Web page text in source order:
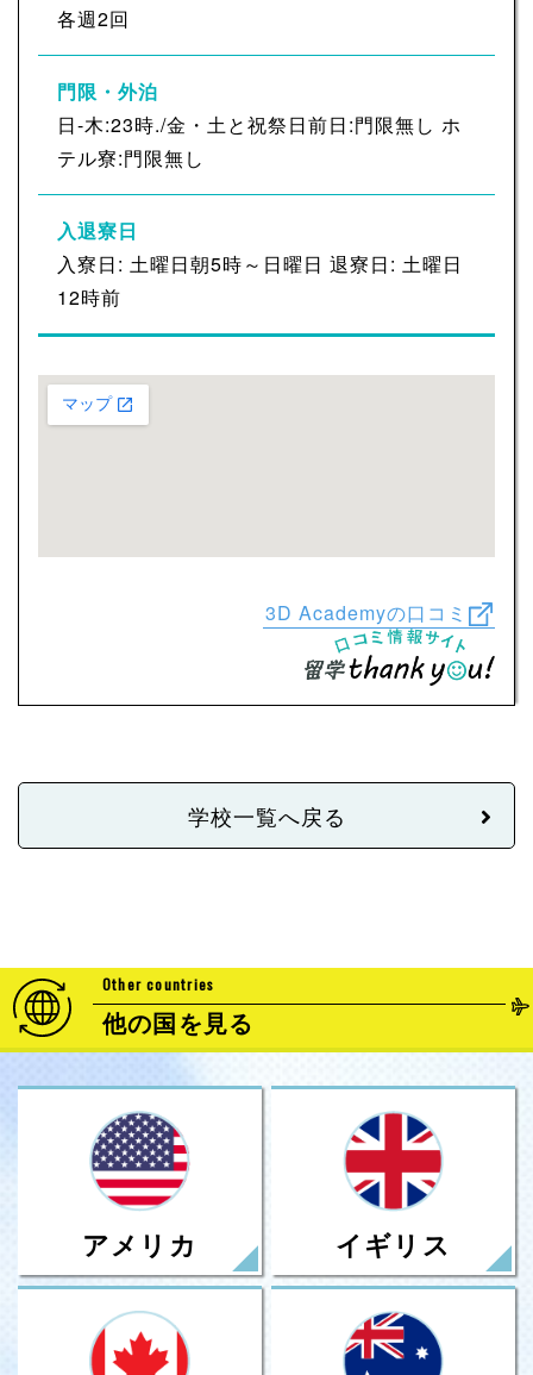
各週2回
門限・外泊
日-木:23時./金・土と祝祭日前日:門限無し ホ
テル寮:門限無し
入退寮日
入寮日: 土曜日朝5時～日曜日 退寮日: 土曜日
12時前
3D Academyの口コミ
学校一覧へ戻る
Other countries
他の国を見る
アメリカ イギリス